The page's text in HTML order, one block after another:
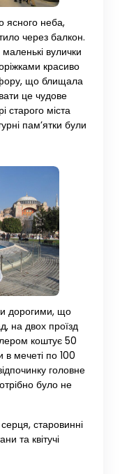
ясного неба,
через балкон.
вулички
красиво
що блищала
це чудове
старого міста
пам’ятки були
дорогими, що
на двох проїзд
коштує 50
в мечеті по 100
головне
було не
старовинні
та квітучі